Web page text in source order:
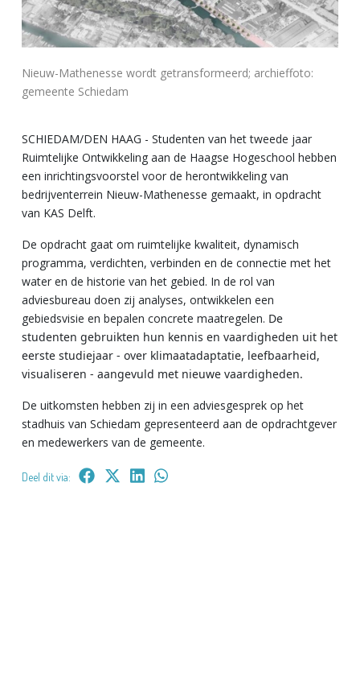
Nieuw-Mathenesse wordt getransformeerd; archieffoto:
gemeente Schiedam
SCHIEDAM/DEN HAAG - Studenten van het tweede jaar
Ruimtelijke Ontwikkeling aan de Haagse Hogeschool hebben
een inrichtingsvoorstel voor de herontwikkeling van
bedrijventerrein Nieuw-Mathenesse gemaakt, in opdracht
van KAS Delft.
De opdracht gaat om ruimtelijke kwaliteit, dynamisch
programma, verdichten, verbinden en de connectie met het
water en de historie van het gebied. In de rol van
adviesbureau doen zij analyses, ontwikkelen een
gebiedsvisie en bepalen concrete maatregelen. De
studenten gebruikten hun kennis en vaardigheden uit het
eerste studiejaar - over klimaatadaptatie, leefbaarheid,
visualiseren - aangevuld met nieuwe vaardigheden.
De uitkomsten hebben zij in een adviesgesprek op het
stadhuis van Schiedam gepresenteerd aan de opdrachtgever
en medewerkers van de gemeente.
Deel dit via: